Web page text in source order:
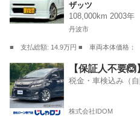
エアバッグ 黒革
ザッツ
108,000km 2003年
丹波市
■ 支払総額: 14.9万円 ■ 車両本体価格
兵庫 丹波市 ザッツ
【保証人不要
税金・車検込み（
株式会社IDOM